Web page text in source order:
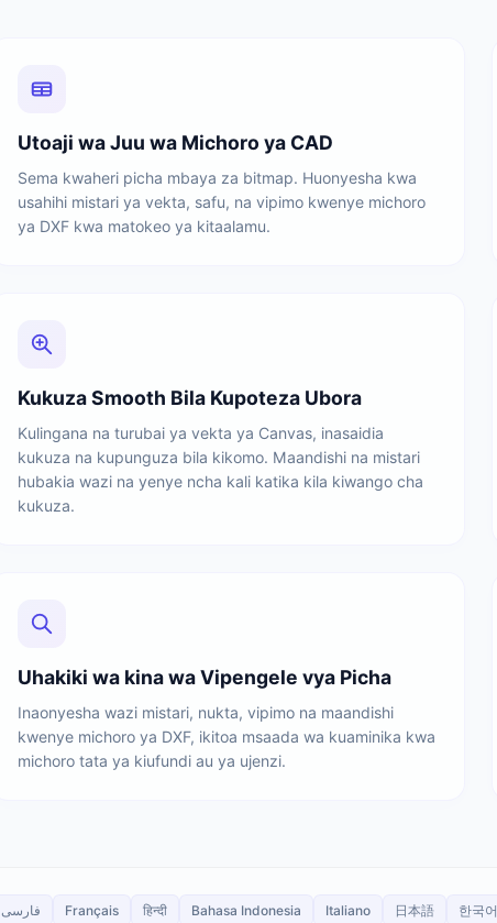
Utoaji wa Juu wa Michoro ya CAD
Sema kwaheri picha mbaya za bitmap. Huonyesha kwa
usahihi mistari ya vekta, safu, na vipimo kwenye michoro
ya DXF kwa matokeo ya kitaalamu.
Kukuza Smooth Bila Kupoteza Ubora
Kulingana na turubai ya vekta ya Canvas, inasaidia
kukuza na kupunguza bila kikomo. Maandishi na mistari
hubakia wazi na yenye ncha kali katika kila kiwango cha
kukuza.
Uhakiki wa kina wa Vipengele vya Picha
Inaonyesha wazi mistari, nukta, vipimo na maandishi
kwenye michoro ya DXF, ikitoa msaada wa kuaminika kwa
michoro tata ya kiufundi au ya ujenzi.
فارسی Français हिन्दी Bahasa Indonesia Italiano 日本語 한국어